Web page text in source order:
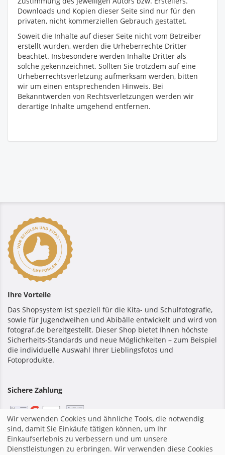
Downloads und Kopien dieser Seite sind nur für den
privaten, nicht kommerziellen Gebrauch gestattet.
Soweit die Inhalte auf dieser Seite nicht vom Betreiber
erstellt wurden, werden die Urheberrechte Dritter
beachtet. Insbesondere werden Inhalte Dritter als
solche gekennzeichnet. Sollten Sie trotzdem auf eine
Urheberrechtsverletzung aufmerksam werden, bitten
wir um einen entsprechenden Hinweis. Bei
Bekanntwerden von Rechtsverletzungen werden wir
derartige Inhalte umgehend entfernen.
Ihre Vorteile
Das Shopsystem ist speziell für die Kita- und Schulfotografie,
sowie für Jugendweihen und Abibälle entwickelt und wird von
fotograf.de bereitgestellt. Dieser Shop bietet Ihnen höchste
Sicherheits-Standards und neue Möglichkeiten – zum Beispiel
die individuelle Auswahl Ihrer Lieblingsfotos und
Fotoprodukte.
Sichere Zahlung
Startseite|Impressum|Allgemeine Geschäftsbedingungen
|Datenschutzerklärung|Shopsystem von fotograf.de |
Wir verwenden Cookies und ähnliche Tools, die notwendig
sind, damit Sie Einkäufe tätigen können, um Ihr
Einkaufserlebnis zu verbessern und um unsere
Dienstleistungen zu erbringen. Wir verwenden diese Cookies